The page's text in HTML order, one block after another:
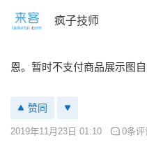
疯子技师
恩。暂时不支付商品展示图
赞同
2019年11月23日 01:10 0条评